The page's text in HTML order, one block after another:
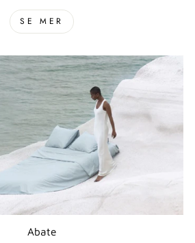
SE MER
Abate